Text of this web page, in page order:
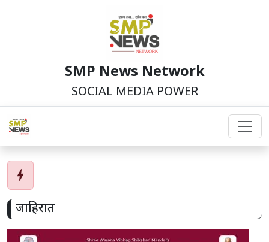
SMP News Network
SOCIAL MEDIA POWER
bolt
जाहिरात